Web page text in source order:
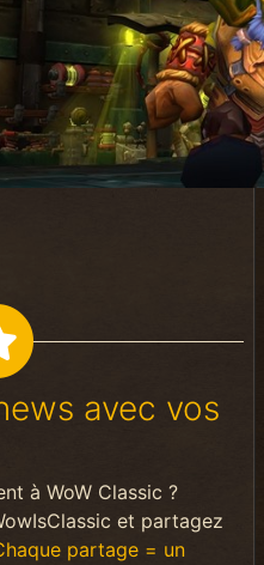
avec vos
à WoW Classic ?
et partagez
partage = un